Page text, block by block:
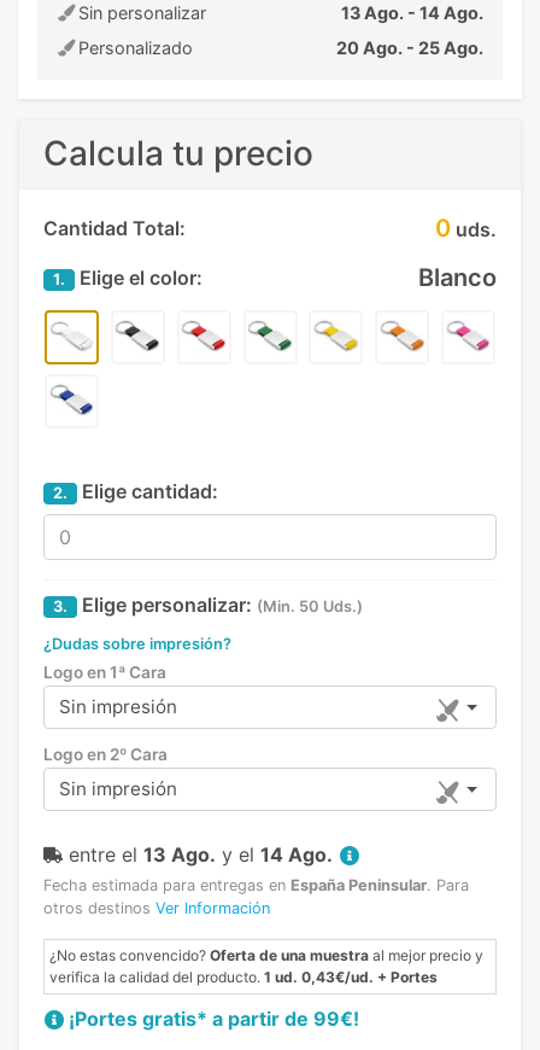
Sin personalizar
13 Ago. - 14 Ago.
Personalizado
20 Ago. - 25 Ago.
Calcula tu precio
Cantidad Total: 0 uds.
1. Elige el color: Blanco
2. Elige cantidad:
3. Elige personalizar: (Min. 50 Uds.)
¿Dudas sobre impresión?
Logo en 1ª Cara
Sin impresión
Logo en 2º Cara
Sin impresión
entre el 13 Ago. y el 14 Ago.
Fecha estimada para entregas en España Peninsular. Para
otros destinos Ver Información
¿No estas convencido? Oferta de una muestra al mejor precio y
verifica la calidad del producto. 1 ud. 0,43€/ud. + Portes
¡Portes gratis* a partir de 99€!